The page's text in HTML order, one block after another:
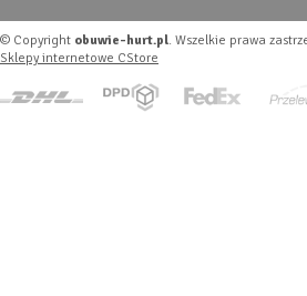
© Copyright obuwie-hurt.pl. Wszelkie prawa
Sklepy internetowe CStore